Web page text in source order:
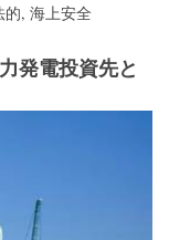
的, 海上安全
発電投資先と